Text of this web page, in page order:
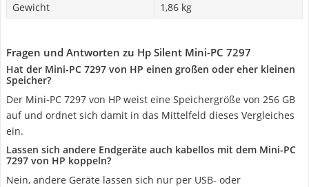
Gewicht
1,86 kg
Fragen und Antworten zu Hp Silent Mini-PC 7297
Hat der Mini-PC 7297 von HP einen großen oder eher kleinen
Speicher?
Der Mini-PC 7297 von HP weist eine Speichergröße von 256 GB
auf und ordnet sich damit in das Mittelfeld dieses Vergleiches
ein.
Lassen sich andere Endgeräte auch kabellos mit dem Mini-PC
7297 von HP koppeln?
Nein, andere Geräte lassen sich nur per USB- oder